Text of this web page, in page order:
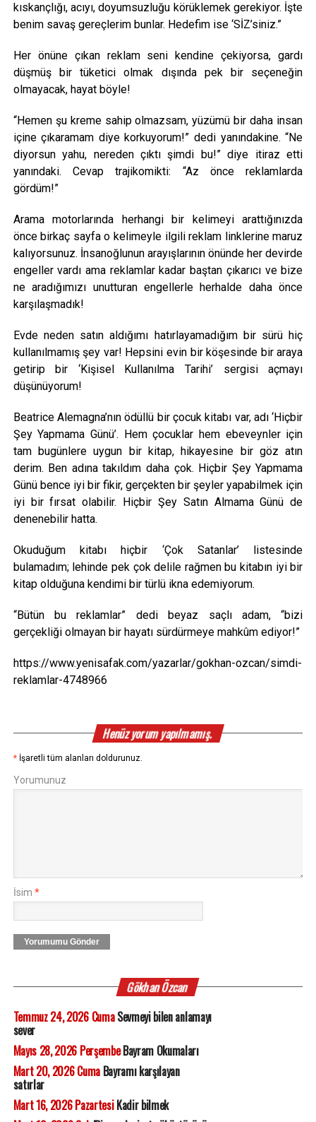
kıskançlığı, acıyı, doyumsuzluğu körüklemek gerekiyor. İşte
benim savaş gereçlerim bunlar. Hedefim ise ‘SİZ’siniz.”
Her önüne çıkan reklam seni kendine çekiyorsa, gardı
düşmüş bir tüketici olmak dışında pek bir seçeneğin
olmayacak, hayat böyle!
“Hemen şu kreme sahip olmazsam, yüzümü bir daha insan
içine çıkaramam diye korkuyorum!” dedi yanındakine. “Ne
diyorsun yahu, nereden çıktı şimdi bu!” diye itiraz etti
yanındaki. Cevap trajikomikti: “Az önce reklamlarda
gördüm!”
Arama motorlarında herhangi bir kelimeyi arattığınızda
önce birkaç sayfa o kelimeyle ilgili reklam linklerine maruz
kalıyorsunuz. İnsanoğlunun arayışlarının önünde her devirde
engeller vardı ama reklamlar kadar baştan çıkarıcı ve bize
ne aradığımızı unutturan engellerle herhalde daha önce
karşılaşmadık!
Evde neden satın aldığımı hatırlayamadığım bir sürü hiç
kullanılmamış şey var! Hepsini evin bir köşesinde bir araya
getirip bir ‘Kişisel Kullanılma Tarihi’ sergisi açmayı
düşünüyorum!
Beatrice Alemagna’nın ödüllü bir çocuk kitabı var, adı ‘Hiçbir
Şey Yapmama Günü’. Hem çocuklar hem ebeveynler için
tam bugünlere uygun bir kitap, hikayesine bir göz atın
derim. Ben adına takıldım daha çok. Hiçbir Şey Yapmama
Günü bence iyi bir fikir, gerçekten bir şeyler yapabilmek için
iyi bir fırsat olabilir. Hiçbir Şey Satın Almama Günü de
denenebilir hatta.
Okuduğum kitabı hiçbir ‘Çok Satanlar’ listesinde
bulamadım; lehinde pek çok delile rağmen bu kitabın iyi bir
kitap olduğuna kendimi bir türlü ikna edemiyorum.
“Bütün bu reklamlar” dedi beyaz saçlı adam, “bizi
gerçekliği olmayan bir hayatı sürdürmeye mahkûm ediyor!”
https://www.yenisafak.com/yazarlar/gokhan-ozcan/simdi-
reklamlar-4748966
Henüz yorum yapılmamış.
* İşaretli tüm alanları doldurunuz.
Yorumunuz
İsim *
Yorumumu Gönder
Gökhan Özcan
Temmuz 24, 2026 CumaSevmeyi bilen anlamayı
sever
Mayıs 28, 2026 PerşembeBayram Okumaları
Mart 20, 2026 CumaBayramı karşılayan
satırlar
Mart 16, 2026 PazartesiKadir bilmek